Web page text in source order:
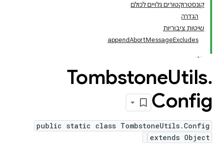
קונסטרוקטורים גלויים לכולם
הגדרה
שיטות ציבוריות
appendAbortMessageExcludes
TombstoneUtils.
Config
public static class TombstoneUtils.Config
extends Object